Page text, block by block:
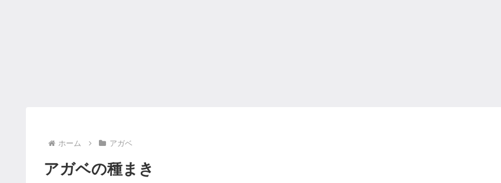
ホーム アガベ
アガベの種まき